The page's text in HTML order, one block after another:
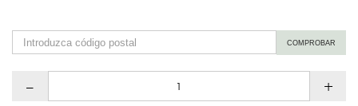
COMPROBAR
– +